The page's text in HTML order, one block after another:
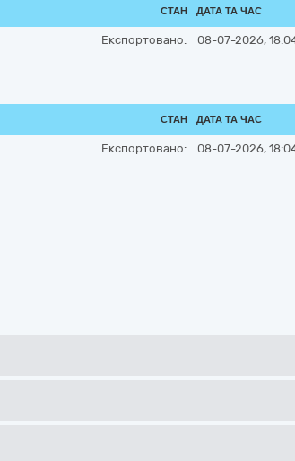
СТАН ДАТА ТА ЧАС
Експортовано: 08-07-2026,
СТАН ДАТА ТА ЧАС
Експортовано: 08-07-2026,